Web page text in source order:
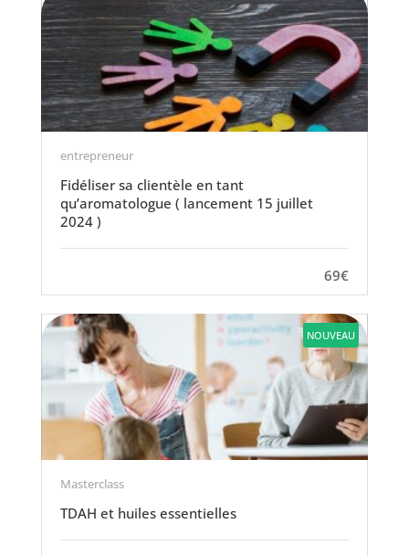
entrepreneur
Fidéliser sa clientèle en tant
qu’aromatologue ( lancement 15 juillet
2024 )
69€
NOUVEAU
Masterclass
TDAH et huiles essentielles